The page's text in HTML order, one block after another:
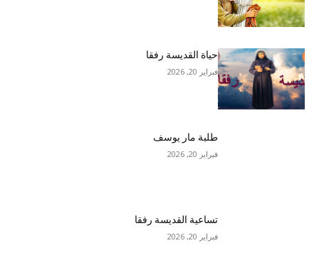
حياة القديسة رفقا
فبراير 20, 2026
طلبة مار يوسف
فبراير 20, 2026
تساعية القديسة رفقا
فبراير 20, 2026